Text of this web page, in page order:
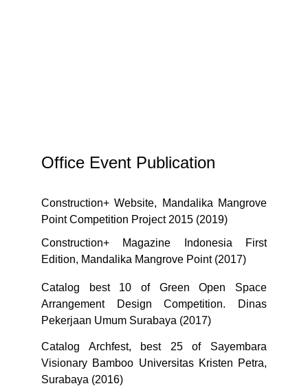
Office Event Publication
Construction+ Website, Mandalika Mangrove
Point Competition Project 2015 (2019)
Construction+ Magazine Indonesia First
Edition, Mandalika Mangrove Point (2017)
Catalog best 10 of Green Open Space
Arrangement Design Competition. Dinas
Pekerjaan Umum Surabaya (2017)
Catalog Archfest, best 25 of Sayembara
Visionary Bamboo Universitas Kristen Petra,
Surabaya (2016)